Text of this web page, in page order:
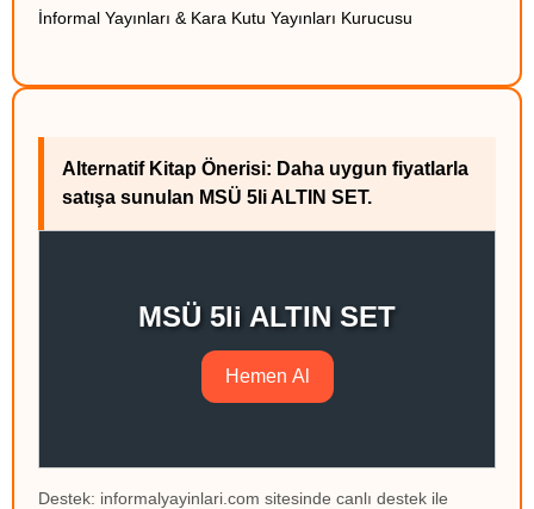
İnformal Yayınları & Kara Kutu Yayınları Kurucusu
Alternatif Kitap Önerisi: Daha uygun fiyatlarla
satışa sunulan MSÜ 5li ALTIN SET.
MSÜ 5li ALTIN SET
Hemen Al
Destek: informalyayinlari.com sitesinde canlı destek ile